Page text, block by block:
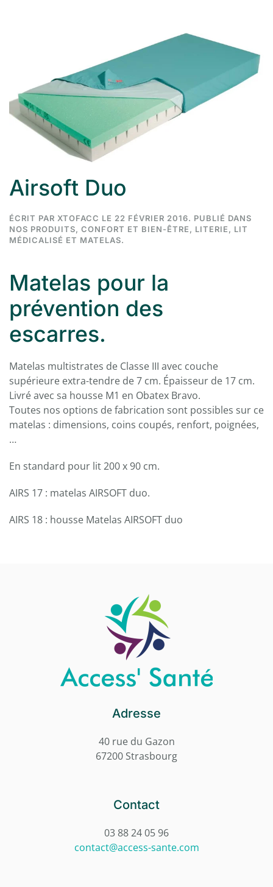
Airsoft Duo
ÉCRIT PAR XTOFACC LE 22 FÉVRIER 2016. PUBLIÉ DANS
NOS PRODUITS, CONFORT ET BIEN-ÊTRE, LITERIE, LIT
MÉDICALISÉ ET MATELAS.
Matelas pour la
prévention des
escarres.
Matelas multistrates de Classe III avec couche
supérieure extra-tendre de 7 cm. Épaisseur de 17 cm.
Livré avec sa housse M1 en Obatex Bravo.
Toutes nos options de fabrication sont possibles sur ce
matelas : dimensions, coins coupés, renfort, poignées,
…
En standard pour lit 200 x 90 cm.
AIRS 17 : matelas AIRSOFT duo.
AIRS 18 : housse Matelas AIRSOFT duo
Adresse
40 rue du Gazon
67200 Strasbourg
Contact
03 88 24 05 96
contact@access-sante.com